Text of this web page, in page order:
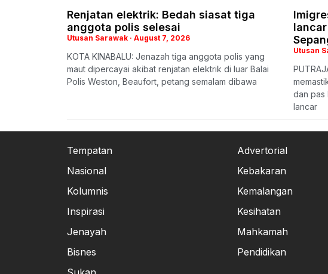
Renjatan elektrik: Bedah siasat tiga
anggota polis selesai
Utusan Sarawak August 7, 2026
KOTA KINABALU: Jenazah tiga anggota polis yang
maut dipercayai akibat renjatan elektrik di luar Balai
Polis Weston, Beaufort, petang semalam dibawa
lancar
Utusan
dan pas
lancar
Tempatan
Nasional
Kolumnis
Inspirasi
Jenayah
Bisnes
Advertorial
Kebakaran
Kemalangan
Kesihatan
Mahkamah
Pendidikan